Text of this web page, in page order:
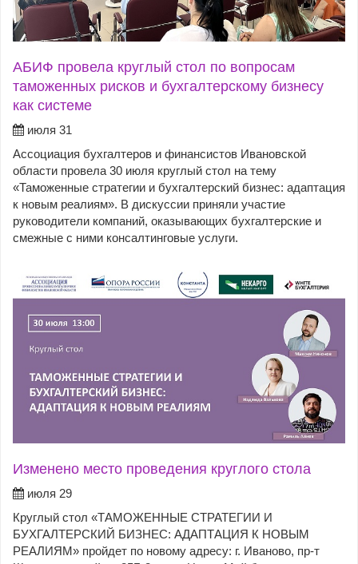
АБИФ провела круглый стол по вопросам
таможенных рисков и бухгалтерскому бизнесу
как системе
июля 31
Ассоциация бухгалтеров и финансистов Ивановской
области провела 30 июля круглый стол на тему
«Таможенные стратегии и бухгалтерский бизнес: адаптация
к новым реалиям». В дискуссии приняли участие
руководители компаний, оказывающих бухгалтерские и
смежные с ними консалтинговые услуги.
Изменено место проведения круглого стола
июля 29
Круглый стол «ТАМОЖЕННЫЕ СТРАТЕГИИ И
БУХГАЛТЕРСКИЙ БИЗНЕС: АДАПТАЦИЯ К НОВЫМ
РЕАЛИЯМ» пройдет по новому адресу: г. Иваново, пр-т